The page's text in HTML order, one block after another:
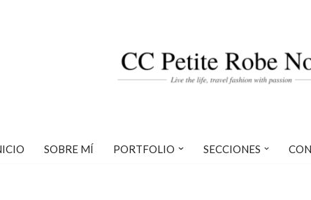
SOBRE MÍ PORTFOLIO SECCIONES